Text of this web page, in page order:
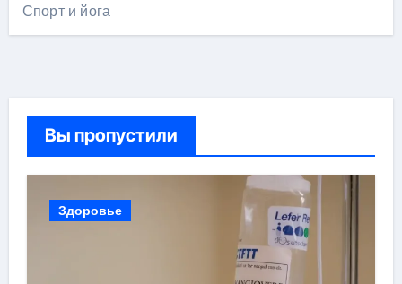
Спорт и йога
Вы пропустили
Здоровье